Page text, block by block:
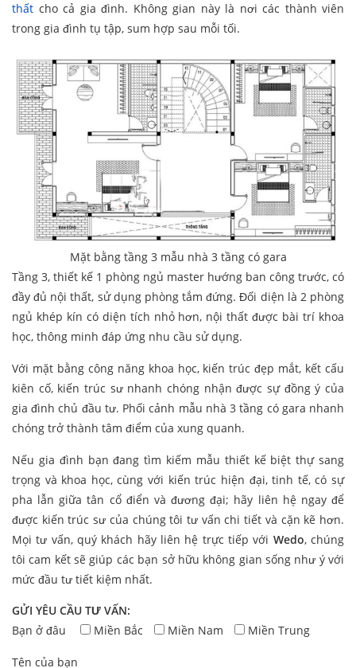
thất cho cả gia đình. Không gian này là nơi các thành viên
trong gia đình tụ tập, sum hợp sau mỗi tối.
Mặt bằng tầng 3 mẫu nhà 3 tầng có gara
Tầng 3, thiết kế 1 phòng ngủ master hướng ban công trước, có
đầy đủ nội thất, sử dụng phòng tắm đứng. Đối diện là 2 phòng
ngủ khép kín có diện tích nhỏ hơn, nội thất được bài trí khoa
học, thông minh đáp ứng nhu cầu sử dụng.
Với mặt bằng công năng khoa học, kiến trúc đẹp mắt, kết cấu
kiên cố, kiến trúc sư nhanh chóng nhận được sự đồng ý của
gia đình chủ đầu tư. Phối cảnh mẫu nhà 3 tầng có gara nhanh
chóng trở thành tâm điểm của xung quanh.
Nếu gia đình bạn đang tìm kiếm mẫu thiết kế biệt thự sang
trọng và khoa học, cùng với kiến trúc hiện đại, tinh tế, có sự
pha lẫn giữa tân cổ điển và đương đại; hãy liên hệ ngay để
được kiến trúc sư của chúng tôi tư vấn chi tiết và cặn kẽ hơn.
Mọi tư vấn, quý khách hãy liên hệ trực tiếp với Wedo, chúng
tôi cam kết sẽ giúp các bạn sở hữu không gian sống như ý với
mức đầu tư tiết kiệm nhất.
GỬI YÊU CẦU TƯ VẤN:
Bạn ở đâu
Miền Bắc Miền Nam Miền Trung
Tên của bạn